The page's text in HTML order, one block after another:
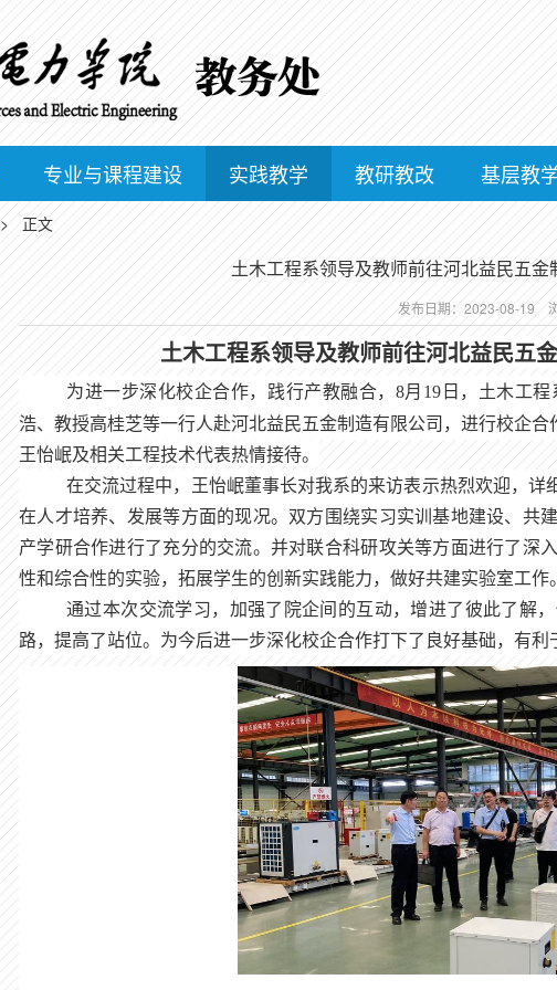
专业与课程建设 实践教学 教研教改 基层教
> 正文
土木工程系领导及教师前往河北益民五
发布日期：2023-08-19 浏
土木工程系领导及教师前往河北益民五
为进一步深化校企合作，践行产教融合， 8月19日，土木工
浩、教授高桂芝等一行人赴河北益民五金制造有限公司，进行校企
王怡岷及相关工程技术代表热情接待。
在交流过程中， 王怡岷董事长对我系的来访表示热烈欢迎，详
在人才培养、发展等方面的现况。双方围绕实习实训基地建设、共
产学研合作进行了充分的交流。并对联合科研攻关等方面进行了深
性和综合性的实验，拓展学生的创新实践能力，做好共建实验室工作。
通过本次交流学习，加强了院企间的互动，增进了彼此了解
路，提高了站位。为今后进一步深化校企合作打下了良好基础，有